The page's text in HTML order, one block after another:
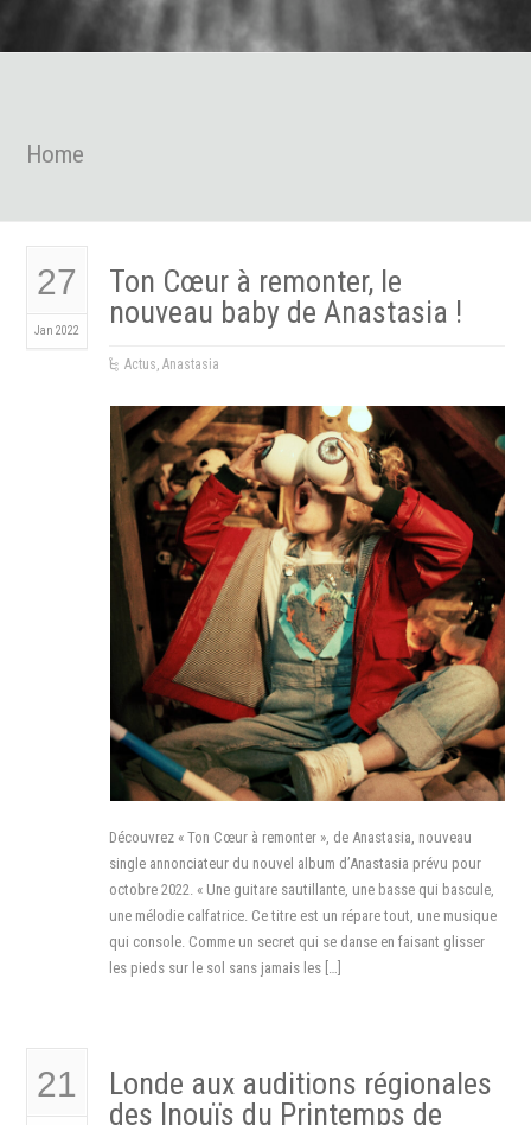
Home
27
Jan 2022
Ton Cœur à remonter, le
nouveau baby de Anastasia !
Actus,Anastasia
Découvrez « Ton Cœur à remonter », de Anastasia, nouveau
single annonciateur du nouvel album d’Anastasia prévu pour
octobre 2022. « Une guitare sautillante, une basse qui bascule,
une mélodie calfatrice. Ce titre est un répare tout, une musique
qui console. Comme un secret qui se danse en faisant glisser
les pieds sur le sol sans jamais les […]
21
Londe aux auditions régionales
des Inouïs du Printemps de